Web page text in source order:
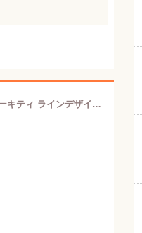
【200円クーポン】 SKATER スケーター 歯ブラシスタンド 歯ブラシ置き ハローキティ ラインデザイン サンリオ TBST1-A ＜スケーター プレゼント 入学準備 入園グッズ 保育園 幼稚園 小学校 小学生 子供 女の子 女子 キャラクター かわいい お返し サンリオ ハローキティ＞